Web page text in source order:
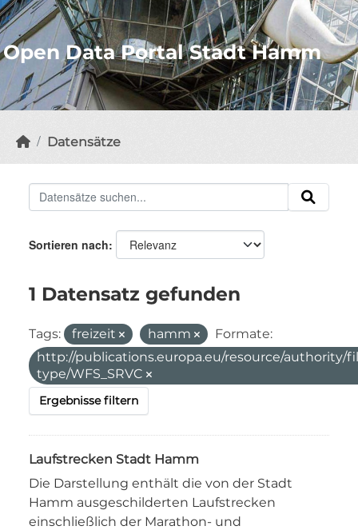
Open Data Portal Stadt Hamm
Datensätze
Sortieren nach
1 Datensatz gefunden
Tags: freizeit hamm
Formate:
http://publications.europa.eu/resource/authority/
type/WFS_SRVC
Ergebnisse filtern
Laufstrecken Stadt Hamm
Die Darstellung enthält die von der Stadt
Hamm ausgeschilderten Laufstrecken
einschließlich der Marathon- und